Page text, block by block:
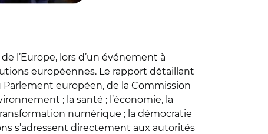
l’Europe, lors d’un événement à
européennes. Le rapport détaillant
européen, de la Commission
; la santé ; l’économie, la
numérique ; la démocratie
s’adressent directement aux autorités